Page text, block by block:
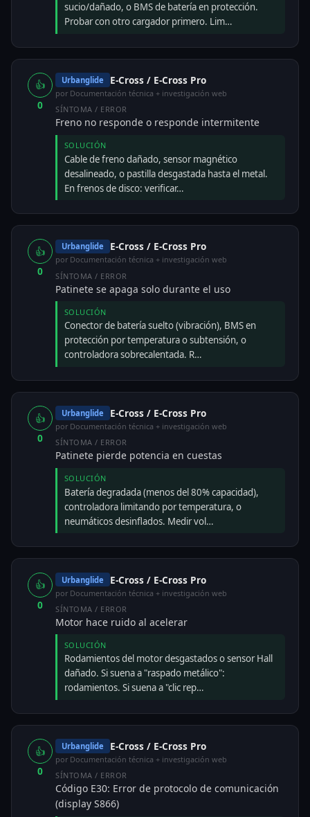
sucio/dañado, o BMS de batería en protección.
Probar con otro cargador primero. Lim…
👍
0
Urbanglide E-Cross / E-Cross Pro
por Documentación técnica + investigación web
SÍNTOMA / ERROR
Freno no responde o responde intermitente
SOLUCIÓN
Cable de freno dañado, sensor magnético
desalineado, o pastilla desgastada hasta el metal.
En frenos de disco: verificar…
👍
0
Urbanglide E-Cross / E-Cross Pro
por Documentación técnica + investigación web
SÍNTOMA / ERROR
Patinete se apaga solo durante el uso
SOLUCIÓN
Conector de batería suelto (vibración), BMS en
protección por temperatura o subtensión, o
controladora sobrecalentada. R…
👍
0
Urbanglide E-Cross / E-Cross Pro
por Documentación técnica + investigación web
SÍNTOMA / ERROR
Patinete pierde potencia en cuestas
SOLUCIÓN
Batería degradada (menos del 80% capacidad),
controladora limitando por temperatura, o
neumáticos desinflados. Medir vol…
👍
0
Urbanglide E-Cross / E-Cross Pro
por Documentación técnica + investigación web
SÍNTOMA / ERROR
Motor hace ruido al acelerar
SOLUCIÓN
Rodamientos del motor desgastados o sensor Hall
dañado. Si suena a "raspado metálico":
rodamientos. Si suena a "clic rep…
👍
0
Urbanglide E-Cross / E-Cross Pro
por Documentación técnica + investigación web
SÍNTOMA / ERROR
Código E30: Error de protocolo de comunicación
(display S866)